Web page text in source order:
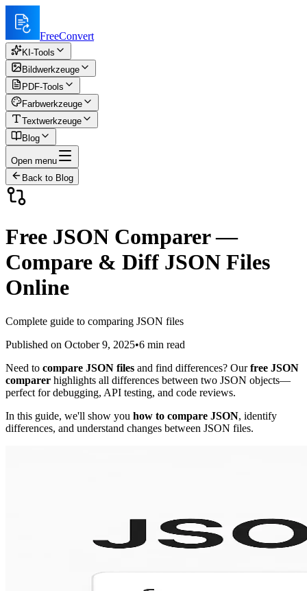
FreeConvert
KI-Tools
Bildwerkzeuge
PDF-Tools
Farbwerkzeuge
Textwerkzeuge
Blog
Open menu
Back to Blog
Free JSON Comparer —
Compare & Diff JSON Files
Online
Complete guide to comparing JSON files
Published on October 9, 2025•6 min read
Need to compare JSON files and find differences? Ourfree JSON
comparer highlights all differences between two JSON objects—
perfect for debugging, API testing, and code reviews.
In this guide, we'll show you how to compare JSON, identify
differences, and understand changes between JSON files.